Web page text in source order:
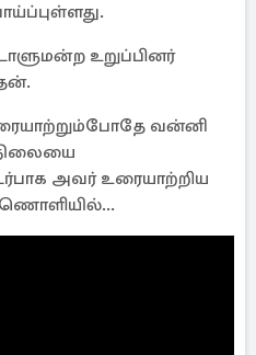
உறுப்பினர்
வன்னி
அவர் உரையாற்றிய